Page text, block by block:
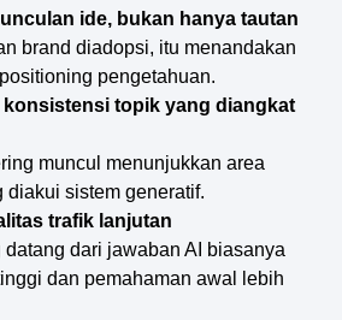
ide, bukan hanya tautan
brand diadopsi, itu menandakan
pengetahuan.
konsistensi topik yang diangkat
muncul menunjukkan area
diakui sistem generatif.
trafik lanjutan
dari jawaban AI biasanya
dan pemahaman awal lebih